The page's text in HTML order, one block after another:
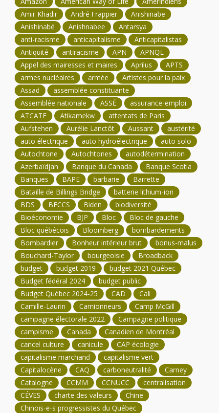
Amir Khadir
André Frappier
Anishinabe
Anishinabé
Anishnabee
Antarsya
anti-racisme
anticapitalisme
Anticapitalistas
Antiquité
antiracisme APN
APNQL
Appel des mairesses et maires
Aprilus
APTS
armes nucléaires
armée
Artistes pour la paix
Assad
assemblée constituante
Assemblée nationale
ASSÉ
assurance-emploi
ATCATF
Atikamekw
attentats de Paris
Aufstehen
Aurélie Lanctôt Aussant
austérité
auto électrique
auto hydroélectrique
auto solo
Autochtone
Autochtones
autodétermination
Azerbaïdjan
Banque du Canada
Banque Scotia
Banques
BAPE barbarie
Barrette
Bataille de Billings Bridge
batterie lithium-ion
BDS
BECCS Biden
biodiversité
Bioéconomie
BJP Bloc
Bloc de gauche
Bloc québécois
Bloomberg
bombardements
Bombardier
Bonheur intérieur brut
bonus-malus
Bouchard-Taylor
bourgeoisie
Broadback
budget
budget 2019
budget 2021 Québec
Budget fédéral 2024
budget public
Budget Québec 2024-25
CAD
Cali
Camille-Laurin
Camionneurs
Camp McGill
campagne électorale 2022
Campagne politique
campisme
Canada
Canadien de Montréal
cancel culture
canicule
CAP écologie
capitalisme marchand
capitalisme vert
Capitalocène
CAQ carboneutralité
Carney
Catalogne
CCMM CCNUCC
centralisation
CÉVES
charte des valeurs
Chine
Chinois-e-s progressistes du Québec